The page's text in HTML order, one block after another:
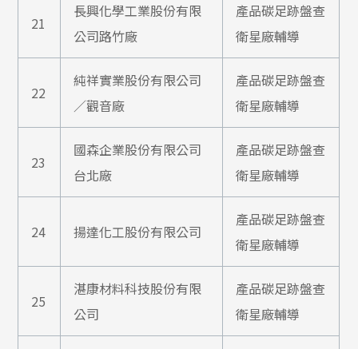
21
長興化學工業股份有限
公司路竹廠
產品碳足跡盤查
衛星廠輔導
22
純祥實業股份有限公司
／觀音廠
產品碳足跡盤查
衛星廠輔導
23
國森企業股份有限公司
台北廠
產品碳足跡盤查
衛星廠輔導
24 揚達化工股份有限公司
產品碳足跡盤查
衛星廠輔導
25
湛康材料科技股份有限
公司
產品碳足跡盤查
衛星廠輔導